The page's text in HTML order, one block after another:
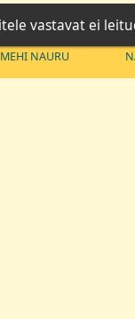
MEHI NAURU
vastavat ei